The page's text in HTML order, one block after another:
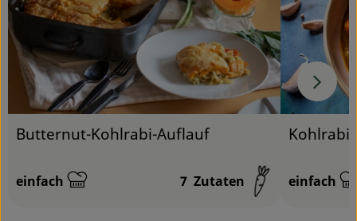
Butternut-Kohlrabi-Auflauf
Schwierigkeit:
einfach 7 Zutaten einfach